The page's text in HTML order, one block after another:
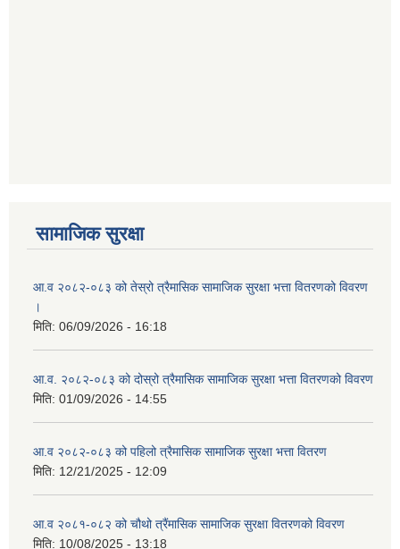
सामाजिक सुरक्षा
आ.व २०८२-०८३ को तेस्रो त्रैमासिक सामाजिक सुरक्षा भत्ता वितरणको विवरण
।
मिति: 06/09/2026 - 16:18
आ.व. २०८२-०८३ को दोस्रो त्रैमासिक सामाजिक सुरक्षा भत्ता वितरणको विवरण
मिति: 01/09/2026 - 14:55
आ.व २०८२-०८३ को पहिलो त्रैमासिक सामाजिक सुरक्षा भत्ता वितरण
मिति: 12/21/2025 - 12:09
आ.व २०८१-०८२ को चौथो त्रैंमासिक सामाजिक सुरक्षा वितरणको विवरण
मिति: 10/08/2025 - 13:18